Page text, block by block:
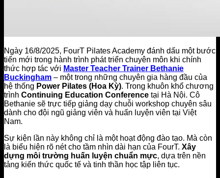
Ngày 16/8/2025, FourT Pilates Academy đánh dấu một bước
tiến mới trong hành trình phát triển chuyên môn khi chính
thức hợp tác với Master Teacher Trainer Bethanie
Buckingham – một trong những chuyên gia hàng đầu của
hệ thống Power Pilates (Hoa Kỳ). Trong khuôn khổ chương
trình Continuing Education Conference tại Hà Nội. Cô
Bethanie sẽ trực tiếp giảng dạy chuỗi workshop chuyên sâu
dành cho đội ngũ giảng viên và huấn luyện viên tại Việt
Nam.
Sự kiện lần này không chỉ là một hoạt động đào tạo. Mà còn
là biểu hiện rõ nét cho tầm nhìn dài hạn của FourT. Xây
dựng môi trường huấn luyện chuẩn mực, dựa trên nền
tảng kiến thức quốc tế và tinh thần học tập liên tục.